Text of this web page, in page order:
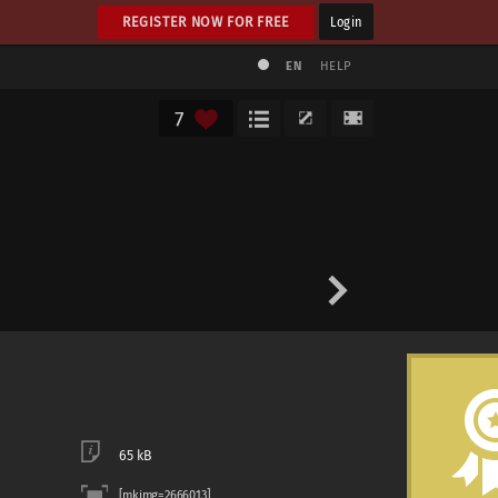
REGISTER NOW FOR FREE Login
EN HELP
7
65 kB